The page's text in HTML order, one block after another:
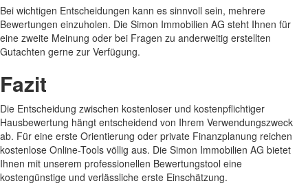
Bei wichtigen Entscheidungen kann es sinnvoll sein, mehrere
Bewertungen einzuholen. Die Simon Immobilien AG steht Ihnen für
eine zweite Meinung oder bei Fragen zu anderweitig erstellten
Gutachten gerne zur Verfügung.
Fazit
Die Entscheidung zwischen kostenloser und kostenpflichtiger
Hausbewertung hängt entscheidend von Ihrem Verwendungszweck
ab. Für eine erste Orientierung oder private Finanzplanung reichen
kostenlose Online-Tools völlig aus. Die Simon Immobilien AG bietet
Ihnen mit unserem professionellen Bewertungstool eine
kostengünstige und verlässliche erste Einschätzung.